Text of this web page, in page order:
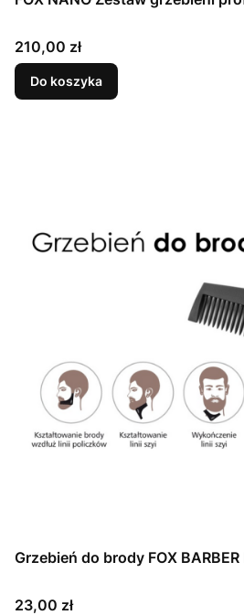
Cena
210,00 zł
Do koszyka
Grzebień do brody FOX BARBER
Cena
23,00 zł